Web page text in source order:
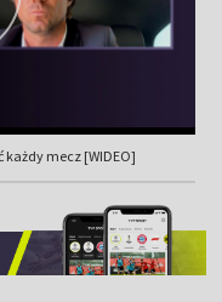
każdy mecz [WIDEO]